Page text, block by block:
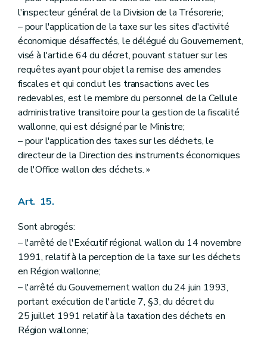
l'inspecteur général de la Division de la Trésorerie;
– pour l'application de la taxe sur les sites d'activité
économique désaffectés, le délégué du Gouvernement,
visé à l'article 64 du décret, pouvant statuer sur les
requêtes ayant pour objet la remise des amendes
fiscales et qui conclut les transactions avec les
redevables, est le membre du personnel de la Cellule
administrative transitoire pour la gestion de la fiscalité
wallonne, qui est désigné par le Ministre;
– pour l'application des taxes sur les déchets, le
directeur de la Direction des instruments économiques
de l'Office wallon des déchets. »
Art. 15.
Sont abrogés:
– l'arrêté de l'Exécutif régional wallon du 14 novembre
1991, relatif à la perception de la taxe sur les déchets
en Région wallonne;
– l'arrêté du Gouvernement wallon du 24 juin 1993,
portant exécution de l'article 7, §3, du décret du
25 juillet 1991 relatif à la taxation des déchets en
Région wallonne;